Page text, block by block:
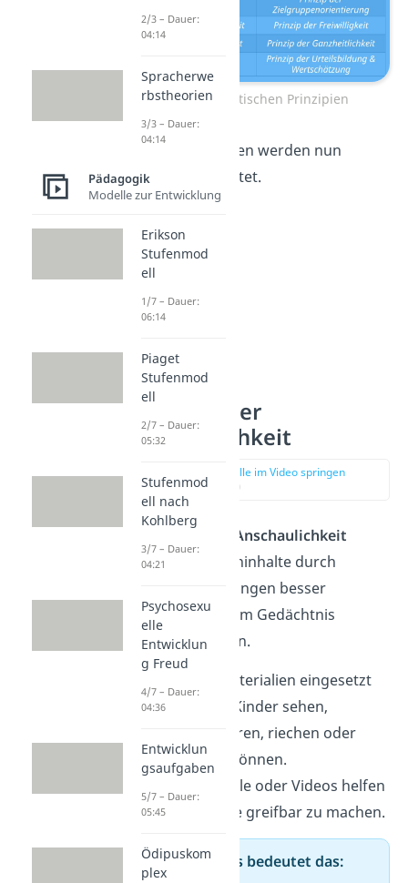
Die 12 didaktischen Prinzipien
Diese 12 Prinzipien werden nun
genauer betrachtet.
1. Prinzip der
Anschaulichkeit
zur Stelle im Video springen
(00:40)
Prinzip der Anschaulichkeit
besagt, dass Lerninhalte durch
sinnliche Erfahrungen besser
verstanden und im Gedächtnis
verankert werden.
Es sollten Materialien eingesetzt
werden, die Kinder sehen,
anfassen, hören, riechen oder
schmecken können.
Bilder, Modelle oder Videos helfen
dabei, Inhalte greifbar zu machen.
➡️ In der Praxis bedeutet das:
2/3 – Dauer:
04:14
Spracherwe
rbstheorien
3/3 – Dauer:
04:14
Pädagogik
Modelle zur Entwicklung
Erikson
Stufenmod
ell
1/7 – Dauer:
06:14
Piaget
Stufenmod
ell
2/7 – Dauer:
05:32
Stufenmod
ell nach
Kohlberg
3/7 – Dauer:
04:21
Psychosexu
elle
Entwicklun
g Freud
4/7 – Dauer:
04:36
Entwicklun
gsaufgaben
5/7 – Dauer:
05:45
Ödipuskom
plex